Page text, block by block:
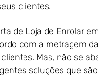
clientes.
de Loja de Enrolar
com a metragem
Mas, não se
soluções que